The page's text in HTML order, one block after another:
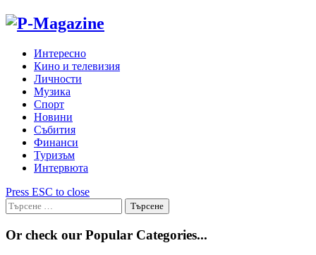
Skip
Интересно
Кино и телевизия
Личности
Музика
Спорт
Новини
Събития
Финанси
Туризъм
Интервюта
Press ESC to close
Търсене
за:
Or check our Popular Categories...